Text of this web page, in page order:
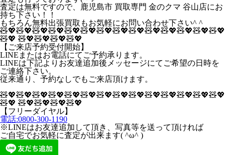
査定は無料ですので、鹿児島市 買取専門 金のクマ 谷山店にお
持ち下さい！！
もちろん無料出張買取もお気軽にお問い合わせ下さい^ ^
🧸💖🧸💖🧸💖🧸💖🧸💖🧸💖🧸💖🧸💖🧸💖🧸💖🧸💖🧸💖🧸💖🧸💖
🧸💖 🧸💖🧸💖🧸💖🧸💖
【ご来店予約受付開始】
LINEまたはお電話にてご予約承ります。
LINEは下記よりお友達追加後メッセージにてご希望の日時を
ご連絡下さい。
従来通り、予約なしでもご来店頂けます。
🧸💖🧸💖🧸💖🧸💖🧸💖🧸💖🧸💖🧸💖🧸💖🧸💖🧸💖🧸💖🧸💖🧸💖
🧸💖 🧸💖🧸💖🧸💖🧸💖
【フリーダイヤル】
電話:0800-300-1190
※LINEはお友達追加して頂き、写真等を送って頂ければ
ご自宅でお気軽に査定が出来ます( ^ω^ )